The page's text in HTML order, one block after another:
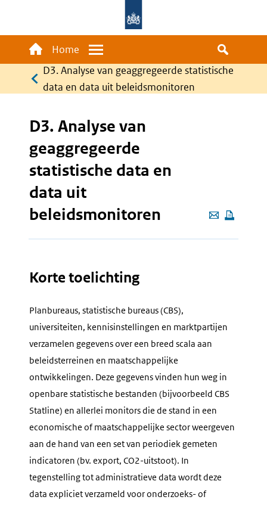
gaan
Main
navigation
Home Menu
Kruimelpad
D3. Analyse van geaggregeerde statistische
data en data uit beleidsmonitoren
Deze
pagina
D3. Analyse van
geaggregeerde
statistische data en
data uit
beleidsmonitoren
Korte toelichting
Planbureaus, statistische bureaus (CBS),
universiteiten, kennisinstellingen en marktpartijen
verzamelen gegevens over een breed scala aan
beleidsterreinen en maatschappelijke
ontwikkelingen. Deze gegevens vinden hun weg in
openbare statistische bestanden (bijvoorbeeld CBS
Statline) en allerlei monitors die de stand in een
economische of maatschappelijke sector weergeven
aan de hand van een set van periodiek gemeten
indicatoren (bv. export, CO2-uitstoot). In
tegenstelling tot administratieve data wordt deze
data expliciet verzameld voor onderzoeks- of